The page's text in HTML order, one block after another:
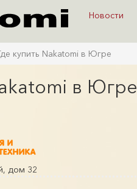
Новости
купить Nakatomi в Югре
в Югре
дом 32